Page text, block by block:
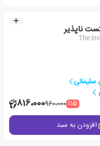
ناپذیر
The
سلیمانی
٪15960،000816،000
افزودن به سبد